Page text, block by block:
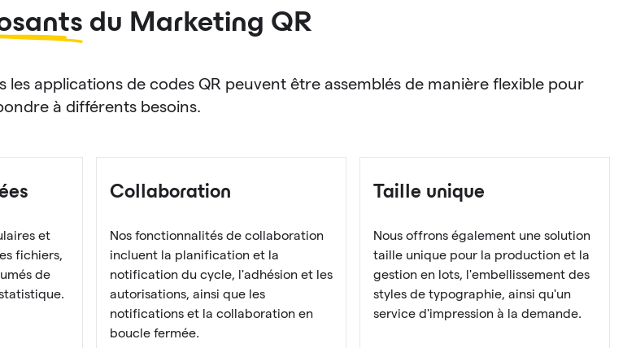
du Marketing QR
applications de codes QR peuvent être assemblés de manière flexible pour
à différents besoins.
et
fichiers,
de
Collaboration
Nos fonctionnalités de collaboration
incluent la planification et la
notification du cycle, l'adhésion et les
autorisations, ainsi que les
notifications et la collaboration en
boucle fermée.
Taille unique
Nous offrons également une solution
taille unique pour la production et la
gestion en lots, l'embellissement des
styles de typographie, ainsi qu'un
service d'impression à la demande.